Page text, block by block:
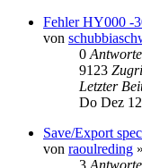
Fehler HY000 -
von
0
9123
Letzter
Do Dez
Save/Export
von raoulreding »
3